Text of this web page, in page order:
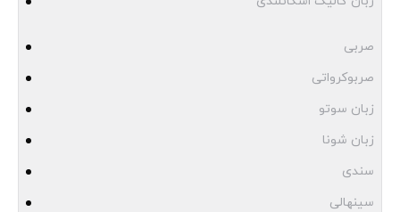
صربی
صربوکرواتی
زبان سوتو
زبان شونا
سندی
سینهالی